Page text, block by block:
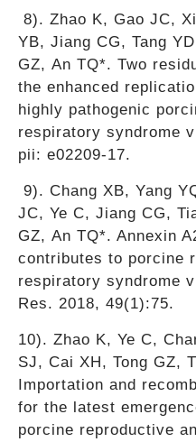
8). Zhao K, Gao JC,
YB, Jiang CG, Tang
GZ, An TQ*. Two
the enhanced
highly pathogenic
respiratory syndrome
pii: e02209-17.
9). Chang XB, Yang
JC, Ye C, Jiang CG,
GZ, An TQ*. Annexin
contributes to porcine
respiratory syndrome
Res. 2018, 49(1):75.
10). Zhao K, Ye C,
SJ, Cai XH, Tong GZ,
Importation and
for the latest
porcine reproductive